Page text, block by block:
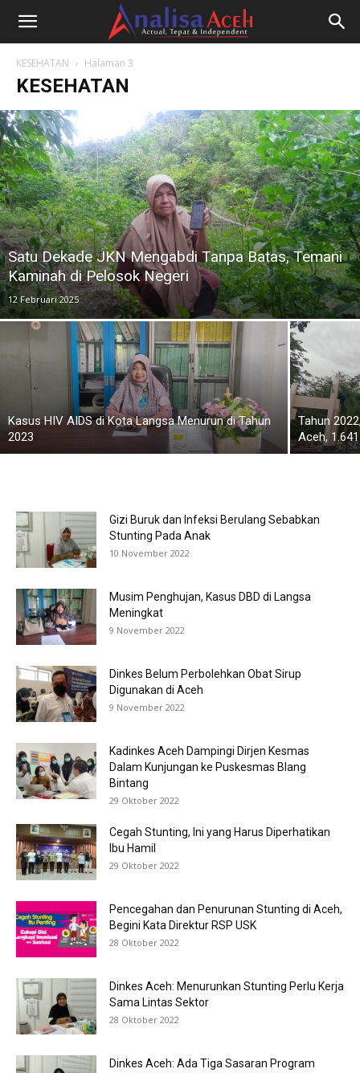
KESEHATAN Halaman 3
KESEHATAN
Satu Dekade JKN Mengabdi Tanpa Batas, Temani
Kaminah di Pelosok Negeri
12 Februari 2025
Kasus HIV AIDS di Kota Langsa Menurun di Tahun
2023
Tahun
Aceh,
Gizi Buruk dan Infeksi Berulang Sebabkan
Stunting Pada Anak
10 November 2022
Musim Penghujan, Kasus DBD di Langsa
Meningkat
9 November 2022
Dinkes Belum Perbolehkan Obat Sirup
Digunakan di Aceh
9 November 2022
Kadinkes Aceh Dampingi Dirjen Kesmas
Dalam Kunjungan ke Puskesmas Blang
Bintang
29 Oktober 2022
Cegah Stunting, Ini yang Harus Diperhatikan
Ibu Hamil
29 Oktober 2022
Pencegahan dan Penurunan Stunting di Aceh,
Begini Kata Direktur RSP USK
28 Oktober 2022
Dinkes Aceh: Menurunkan Stunting Perlu Kerja
Sama Lintas Sektor
28 Oktober 2022
Dinkes Aceh: Ada Tiga Sasaran Program